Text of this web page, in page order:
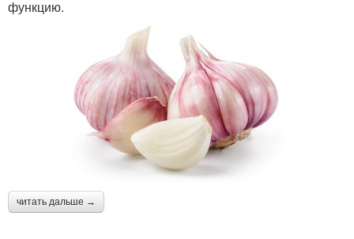
функцию.
читать дальше →